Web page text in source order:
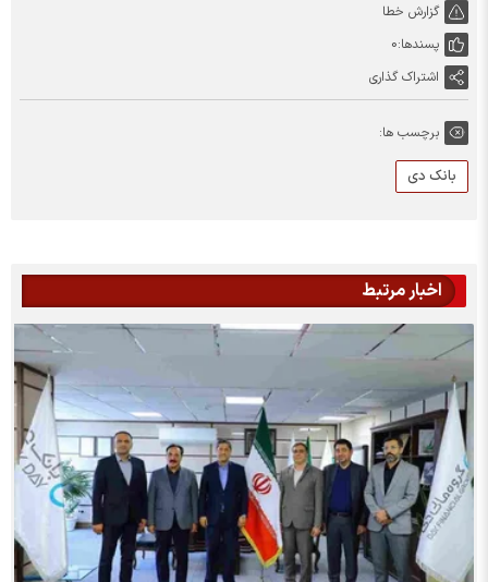
گزارش خطا
پسندها:0
اشتراک گذاری
برچسب ها:
بانک دی
اخبار مرتبط